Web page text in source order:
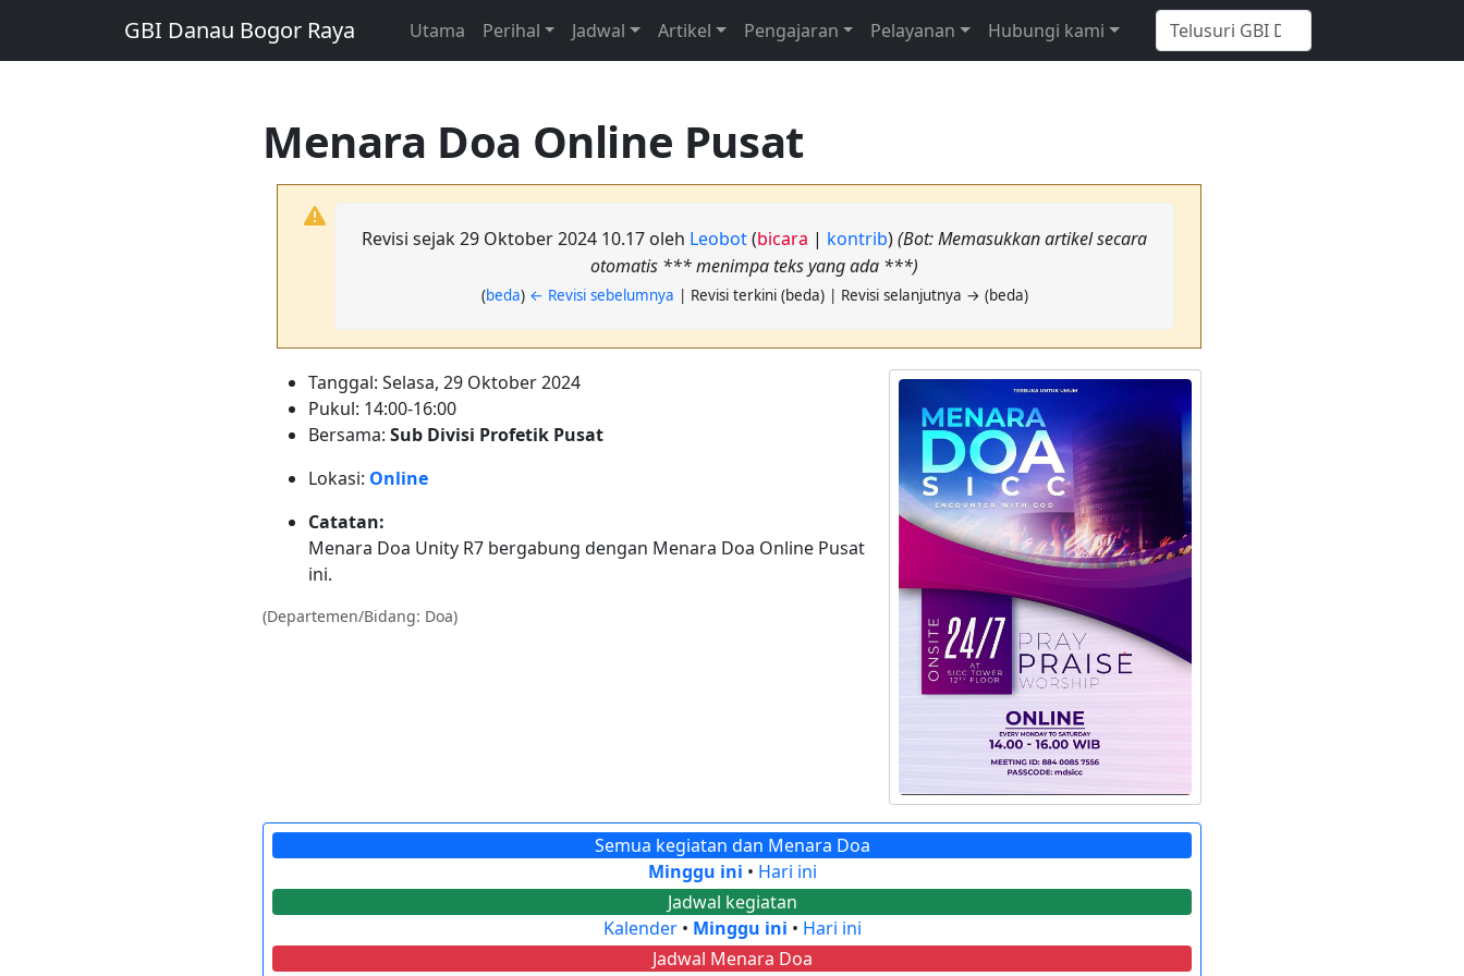
GBI Danau Bogor Raya Utama Perihal Jadwal Artikel Pengajaran Pelayanan Hubungi kami
Menara Doa Online Pusat
Revisi sejak 29 Oktober 2024 10.17 oleh Leobot(bicara | kontrib)(Bot: Memasukkan artikel secara
otomatis *** menimpa teks yang ada ***)
(beda) ← Revisi sebelumnya | Revisi terkini (beda) | Revisi selanjutnya → (beda)
Tanggal: Selasa, 29 Oktober 2024
Pukul: 14:00-16:00
Bersama: Sub Divisi Profetik Pusat
Lokasi: Online
Catatan:
Menara Doa Unity R7 bergabung dengan Menara Doa Online Pusat
ini.
(Departemen/Bidang: Doa)
Semua kegiatan dan Menara Doa
Minggu ini • Hari ini
Jadwal kegiatan
Kalender• Minggu ini • Hari ini
Jadwal Menara Doa